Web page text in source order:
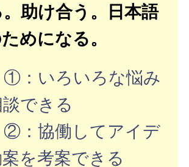
助け合う。日本語
めになる。
①：いろいろな悩み
できる
②：協働してアイデ
を考案できる